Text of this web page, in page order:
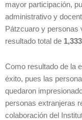
mayor participación,
administrativo y
Pátzcuaro y personas
resultado total de
Como resultado de la
éxito, pues las
quedaron
personas extranjeras
colaboración del